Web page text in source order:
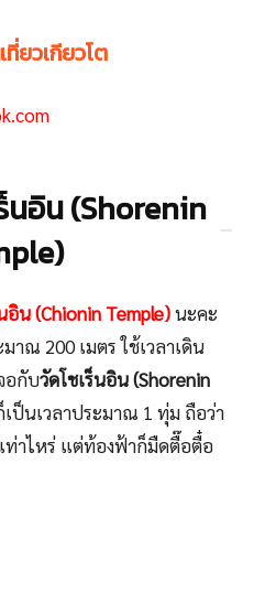
ที่ยวเกียวโต
นอิน (Shorenin
น (Chionin Temple)นะคะ
ณ 200 เมตร ใช้เวลาเดิน
อกับวัดโชเร็นอิน (Shorenin
ป็นเวลาประมาณ 1 ทุ่ม ถือว่า
ท่าไหร่ แต่ท้องฟ้าก็มืดตื๊อตื๋อ